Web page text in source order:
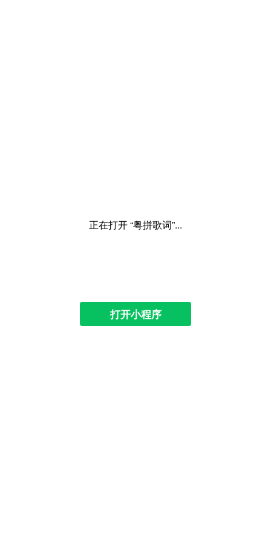
正在打开 “粤拼歌词”...
打开小程序